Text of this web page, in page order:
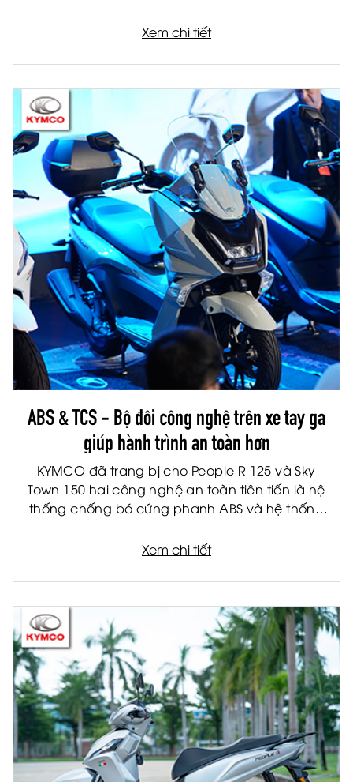
chi phí cho gia đình, việc tiết kiệm nhiên liệu còn
hóc về lâu dài.
Xem chi tiết
ABS & TCS - Bộ đôi công nghệ trên xe tay ga
giúp hành trình an toàn hơn
KYMCO đã trang bị cho People R 125 và Sky
Town 150 hai công nghệ an toàn tiên tiến là hệ
thống chống bó cứng phanh ABS và hệ thống
được ứng dụng rộng rãi trên các dòng xe cao
giảm thiểu rủi ro trong nhiều tình huống vận
hành thực tế.
Xem chi tiết